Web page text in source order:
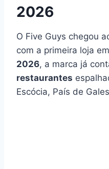
2026
O Five Guys chegou
com a primeira loja
2026, a marca já
restaurantes
Escócia, País de